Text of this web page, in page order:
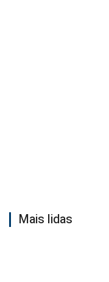
Mais lidas